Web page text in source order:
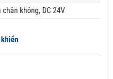
không, DC 24V